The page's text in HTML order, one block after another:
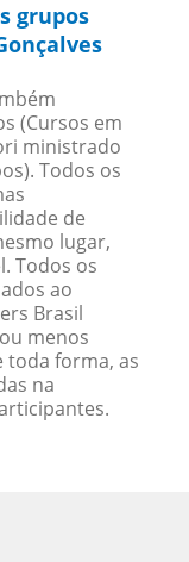
grupos
(Cursos em
ministrado
Todos os
de
lugar,
Todos os
ao
Brasil
menos
toda forma, as
na